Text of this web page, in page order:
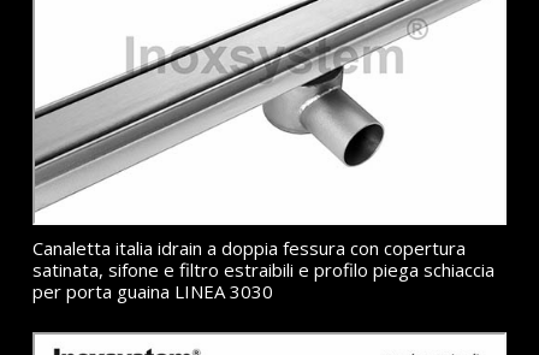
Canaletta italia idrain a doppia fessura con copertura
satinata, sifone e filtro estraibili e profilo piega schiaccia
per porta guaina LINEA 3030